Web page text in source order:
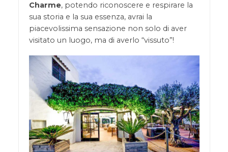
Charme, potendo riconoscere e respirare la
sua storia e la sua essenza, avrai la
piacevolissima sensazione non solo di aver
visitato un luogo, ma di averlo “vissuto”!